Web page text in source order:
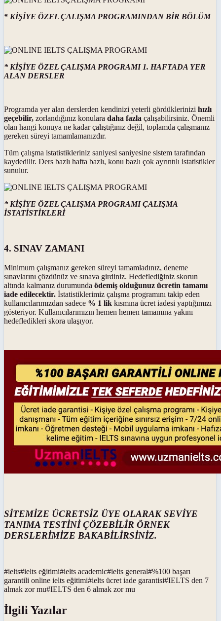
* KİŞİYE ÖZEL ÇALIŞMA PROGRAMINDAN BİR BÖLÜM
* KİŞİYE ÖZEL ÇALIŞMA PROGRAMI 1. HAFTADA YER
ALAN DERSLER
Programda yer alan derslerden kendinizi yeterli gördüklerinizi hızlı
geçebilir, zorlandığınız konulara daha fazla çalışabilirsiniz. Önemli
olan hangi konuya ne kadar çalıştığınız değil, toplamda çalışmanız
gereken süreyi tamamlamanızdır.
Tüm çalışma istatistikleriniz saniyesi saniyesine sistem tarafından
kaydedilir. Ders bazlı hafta bazlı, konu bazlı çok ayrıntılı istatistikler
sunulur.
* KİŞİYE ÖZEL ÇALIŞMA PROGRAMI ÇALIŞMA
İSTATİSTİKLERİ
4. SINAV ZAMANI
Minimum çalışmanız gereken süreyi tamamladınız, deneme
sınavlarını çözdünüz ve sınava girdiniz. Hedeflediğiniz skorun
altında kalmanız durumunda ödemiş olduğunuz ücretin tamamı
iade edilecektir. İstatistiklerimiz çalışma programını takip eden
kullanıcılarımızdan sadece % 1 lik kısmına ücret iadesi yaptığımızı
gösteriyor. Kullanıcılarımızın hemen hemen tamamına yakını
hedefledikleri skora ulaşıyor.
SİTEMİZE ÜCRETSİZ ÜYE OLARAK SEVİYE
TANIMA TESTİNİ ÇÖZEBİLİR ÖRNEK
DERSLERİMİZE BAKABİLİRSİNİZ.
#ielts#ielts eğitimi#ielts academic#ielts general#%100 başarı
garantili online ielts eğitimi#ielts ücret iade garantisi#IELTS den 7
almak zor mu#IELTS den 6 almak zor mu
İlgili Yazılar